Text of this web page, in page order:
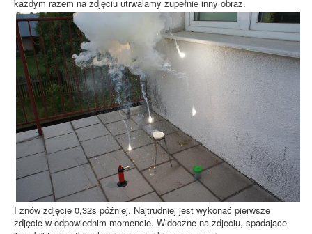
każdym razem na zdjęciu utrwalamy zupełnie inny obraz.
I znów zdjęcie 0,32s później. Najtrudniej jest wykonać pierwsze
zdjęcie w odpowiednim momencie. Widoczne na zdjęciu, spadające